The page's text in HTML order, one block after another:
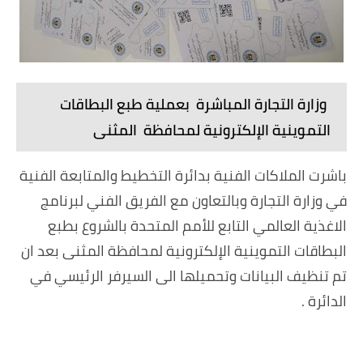
وزارة التجارة المباشرة بعملية طبع البطاقات
التموينية الإلكترونية لمحافظة المثنى
باشرت الملاكات الفنية بدائرة التخطيط والمتابعة الفنية
في وزارة التجارة وبالتعاون مع الفريق الفني لبرنامج
الاغذية العالمي التابع للأمم المتحدة بالشروع بطبع
البطاقات التموينية الإلكترونية لمحافظة المثنى بعد ان
تم تنظيف البيانات وتحميلها الى السيرفر الرئيسي في
الدائرة .